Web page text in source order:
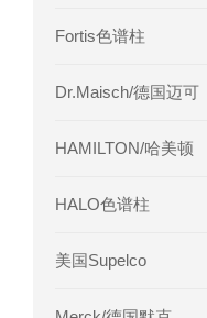
Fortis色谱柱
Dr.Maisch/德国迈可
HAMILTON/哈美顿
HALO色谱柱
美国Supelco